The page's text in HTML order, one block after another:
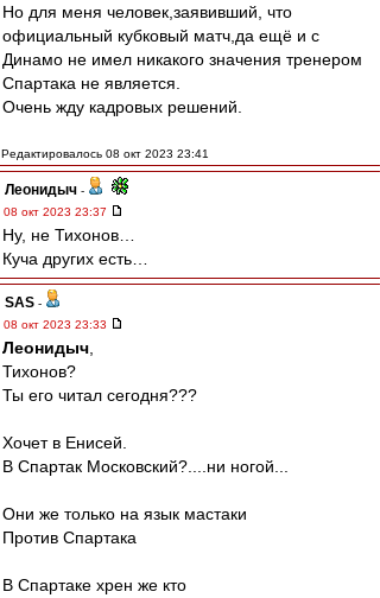
Но для меня человек,заявивший, что
официальный кубковый матч,да ещё и с
Динамо не имел никакого значения тренером
Спартака не является.
Очень жду кадровых решений.
Редактировалось 08 окт 2023 23:41
Леонидыч -
08 окт 2023 23:37
Ну, не Тихонов…
Куча других есть…
SAS -
08 окт 2023 23:33
Леонидыч
Тихонов?
Ты его читал сегодня???
Хочет в Енисей.
В Спартак Московский?....ни ногой...
Они же только на язык мастаки
Против Спартака
В Спартаке хрен же кто